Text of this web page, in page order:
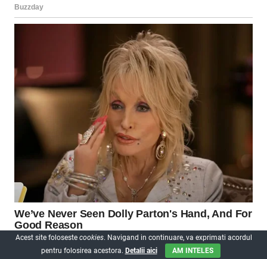
Acest site foloseste cookies. Navigand in continuare, va exprimati acordul
pentru folosirea acestora. Detalii aici AM INTELES